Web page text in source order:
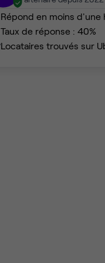
Répond en moins d'une
Taux de réponse : 40%
Locataires trouvés sur